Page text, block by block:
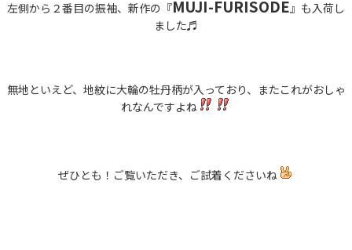
左側から２番目の振袖、新作の『MUJI-FURISODE』も入荷し
ました♬
無地といえど、地紋に大輪の牡丹柄が入っており、またこれがおしゃ
れなんですよね
ぜひとも！ご覧いただき、ご試着くださいね